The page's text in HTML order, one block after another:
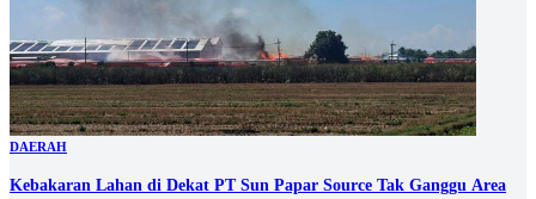
DAERAH
Kebakaran Lahan di Dekat PT Sun Papar Source Tak Ganggu Area